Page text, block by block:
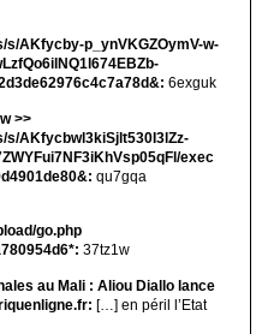
AKfycby-p_ynVKGZOymV-w-
6exguk
>>
AKfycbwl3kiSjlt530I3lZz-
exec
qu7gqa
go.php
37tz1w
au Mali : Aliou Diallo lance
[…] en péril l’Etat